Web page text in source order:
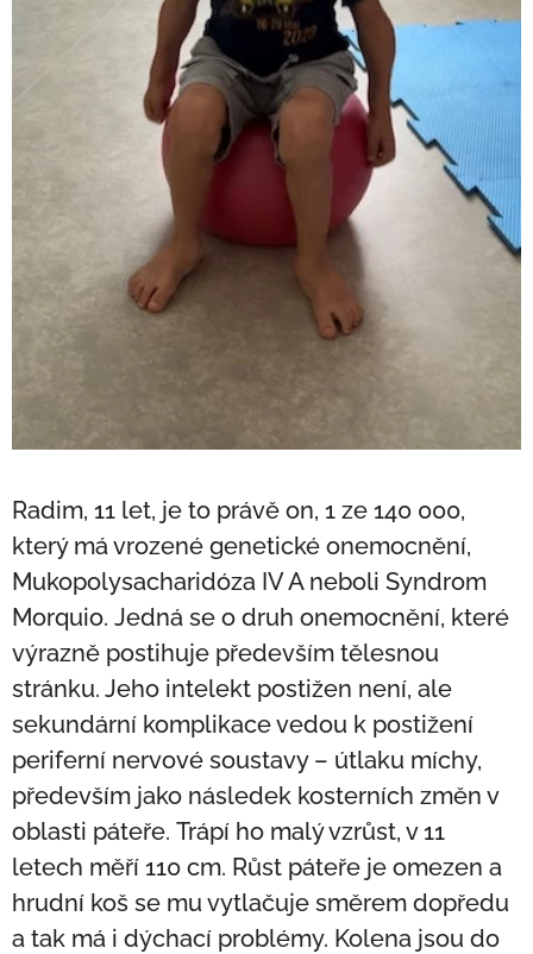
Radim, 11 let, je to právě on, 1 ze 140 000,
který má vrozené genetické onemocnění,
Mukopolysacharidóza IV A neboli Syndrom
Morquio. Jedná se o druh onemocnění, které
výrazně postihuje především tělesnou
stránku. Jeho intelekt postižen není, ale
sekundární komplikace vedou k postižení
periferní nervové soustavy – útlaku míchy,
především jako následek kosterních změn v
oblasti páteře. Trápí ho malý vzrůst, v 11
letech měří 110 cm. Růst páteře je omezen a
hrudní koš se mu vytlačuje směrem dopředu
a tak má i dýchací problémy. Kolena jsou do